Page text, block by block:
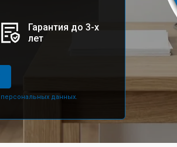
Гарантия до 3-х
лет
персональных данных.